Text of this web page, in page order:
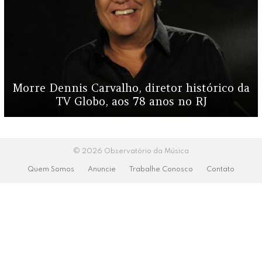
Morre Dennis Carvalho, diretor histórico da
TV Globo, aos 78 anos no RJ
© 2026 Observatório da Música
Quem Somos Anuncie Trabalhe Conosco Contato